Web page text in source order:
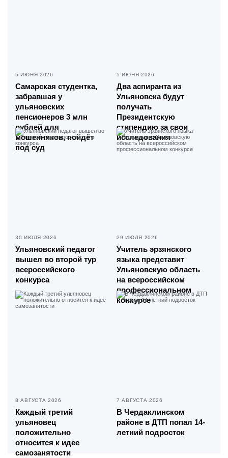
5 ИЮНЯ 2026
Самарская студентка,
забравшая у
ульяновских
пенсионеров 3 млн
рублей для
мошенников, пойдёт
под суд
5 ИЮНЯ 2026
Два аспиранта из
Ульяновска будут
получать
Президентскую
стипендию за свои
исследования
30 ИЮЛЯ 2026
Ульяновский педагог
вышел во второй тур
всероссийского
конкурса
29 ИЮЛЯ 2026
Учитель эрзянского
языка представит
Ульяновскую область
на всероссийском
профессиональном
конкурсе
8 АВГУСТА 2026
Каждый третий
ульяновец
положительно
относится к идее
самозанятости
7 АВГУСТА 2026
В Чердаклинском
районе в ДТП попал 14-
летний подросток